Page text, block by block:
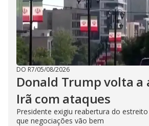
DO R7/05/08/2026
Donald Trump volta a
Irã com ataques
Presidente exigiu reabertura do
que negociações vão bem